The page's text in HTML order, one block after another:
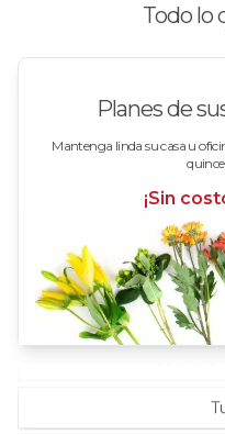
Todo lo
Planes de
Mantenga linda su casa u
¡Sin